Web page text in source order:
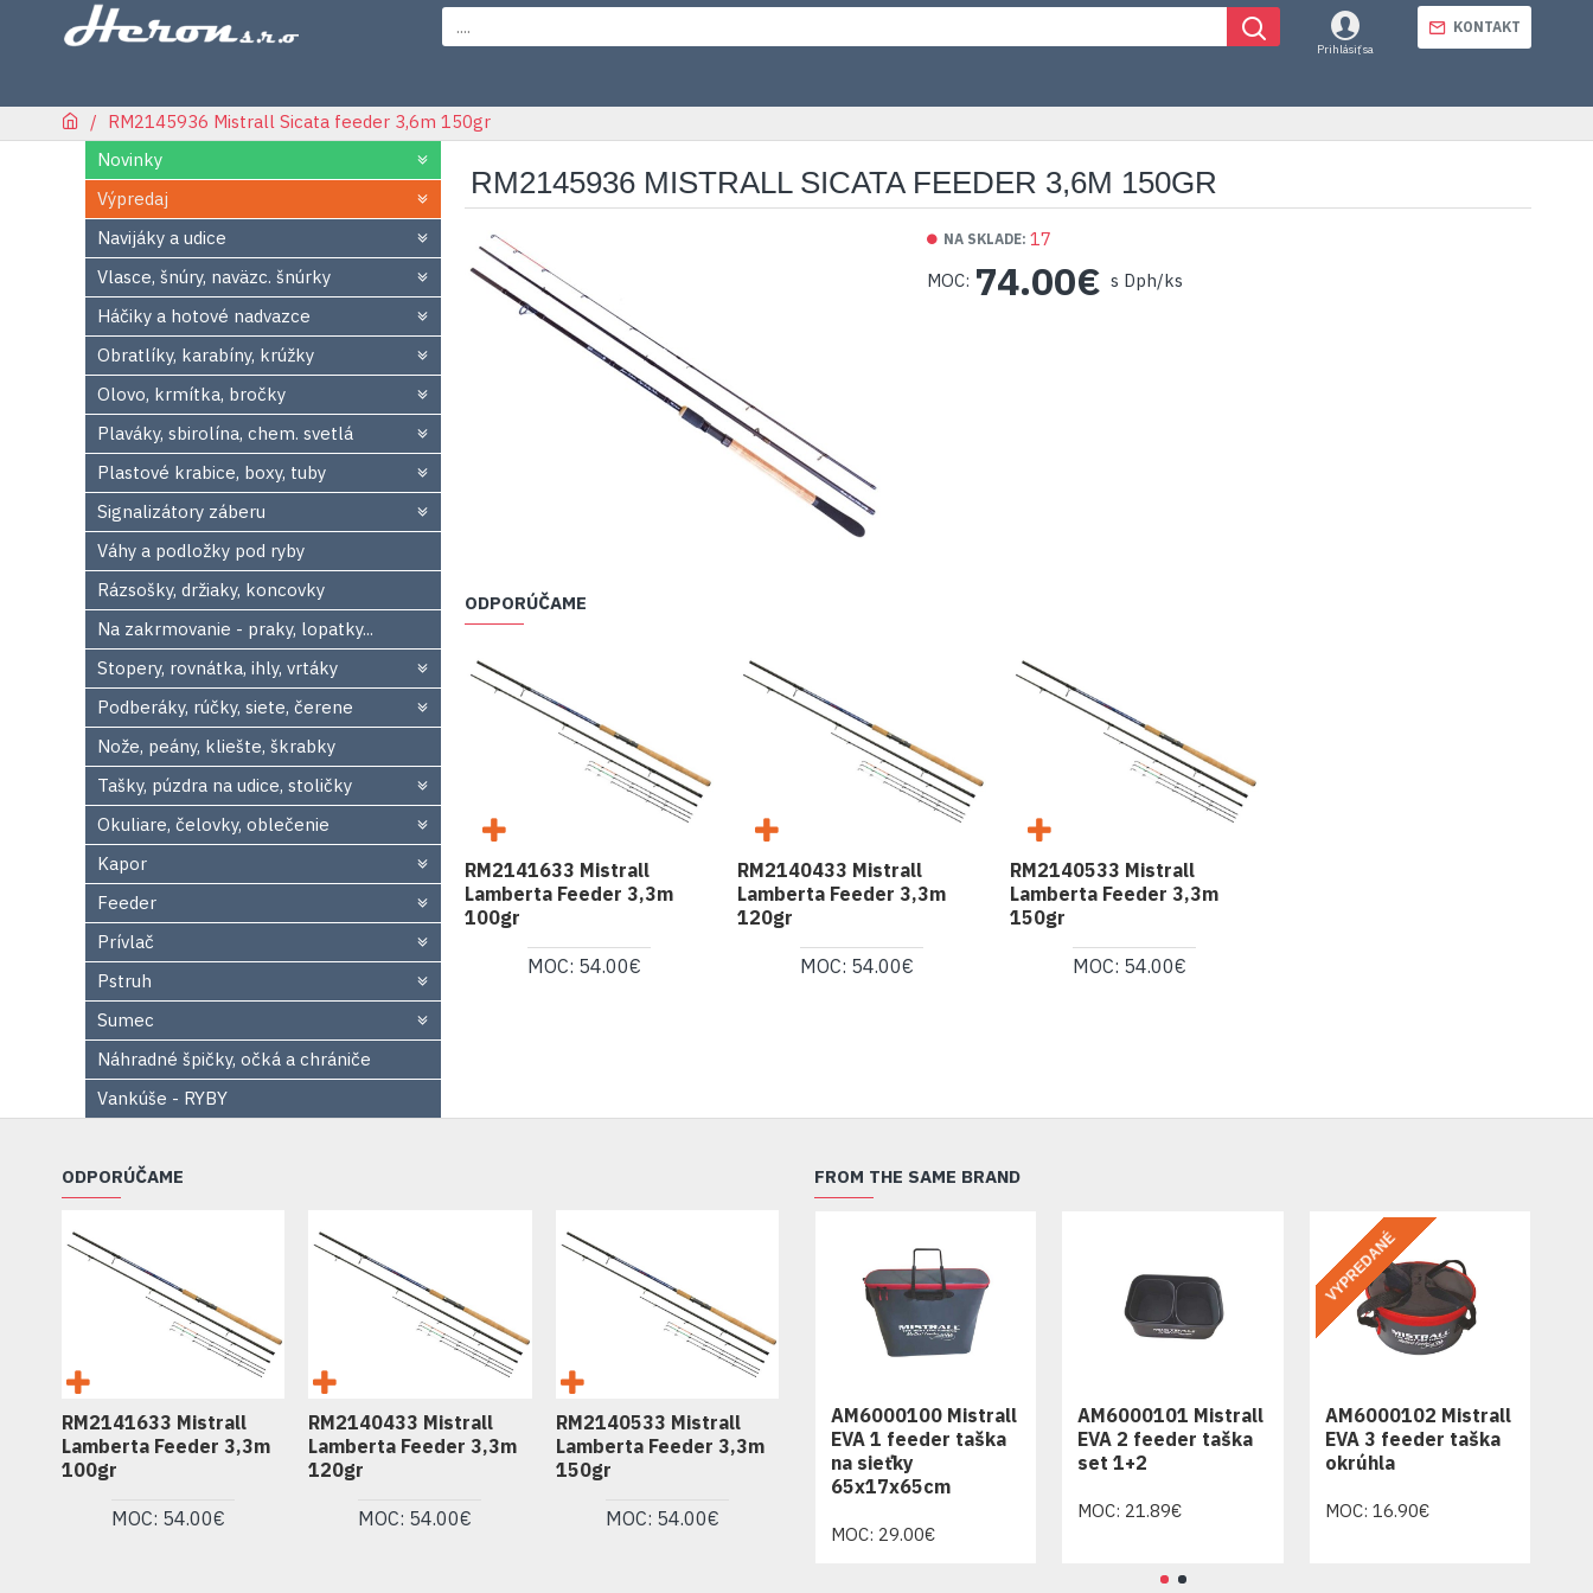
Prihlásiť sa
KONTAKT
RM2145936 Mistrall Sicata feeder 3,6m 150gr
Novinky
Výpredaj
Navijáky a udice
Vlasce, šnúry, naväzc. šnúrky
Háčiky a hotové nadvazce
Obratlíky, karabíny, krúžky
Olovo, krmítka, bročky
Plaváky, sbirolína, chem. svetlá
Plastové krabice, boxy, tuby
Signalizátory záberu
Váhy a podložky pod ryby
Rázsošky, držiaky, koncovky
Na zakrmovanie - praky, lopatky...
Stopery, rovnátka, ihly, vrtáky
Podberáky, rúčky, siete, čerene
Nože, peány, kliešte, škrabky
Tašky, púzdra na udice, stoličky
Okuliare, čelovky, oblečenie
Kapor
Feeder
Prívlač
Pstruh
Sumec
Náhradné špičky, očká a chrániče
Vankúše - RYBY
RM2145936 MISTRALL SICATA FEEDER 3,6M 150GR
MOC: 74.00€ s Dph/ks
NA SKLADE: 17
ODPORÚČAME
RM2141633 Mistrall
Lamberta Feeder 3,3m
100gr
MOC: 54.00€
RM2140433 Mistrall
Lamberta Feeder 3,3m
120gr
MOC: 54.00€
RM2140533 Mistrall
Lamberta Feeder 3,3m
150gr
MOC: 54.00€
ODPORÚČAME
RM2141633 Mistrall
Lamberta Feeder 3,3m
100gr
MOC: 54.00€
RM2140433 Mistrall
Lamberta Feeder 3,3m
120gr
MOC: 54.00€
RM2140533 Mistrall
Lamberta Feeder 3,3m
150gr
MOC: 54.00€
FROM THE SAME BRAND
AM6000100 Mistrall
EVA 1 feeder taška
na sieťky
65x17x65cm
MOC: 29.00€
AM6000101 Mistrall
EVA 2 feeder taška
set 1+2
MOC: 21.89€
VYPREDANÉ
AM6000102 Mistrall
EVA 3 feeder taška
okrúhla
MOC: 16.90€